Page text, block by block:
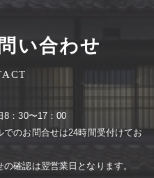
い合わせ
8：30〜17：00
のお問合せは24時間受付けてお
確認は翌営業⽇となります。